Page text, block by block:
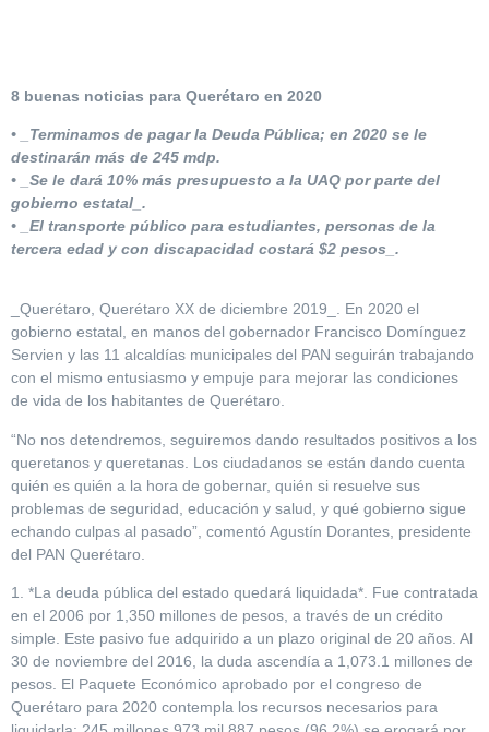
8 buenas noticias para Querétaro en 2020
• _Terminamos de pagar la Deuda Pública; en 2020 se le
destinarán más de 245 mdp.
• _Se le dará 10% más presupuesto a la UAQ por parte del
gobierno estatal_.
• _El transporte público para estudiantes, personas de la
tercera edad y con discapacidad costará $2 pesos_.
_Querétaro, Querétaro XX de diciembre 2019_. En 2020 el
gobierno estatal, en manos del gobernador Francisco Domínguez
Servien y las 11 alcaldías municipales del PAN seguirán trabajando
con el mismo entusiasmo y empuje para mejorar las condiciones
de vida de los habitantes de Querétaro.
“No nos detendremos, seguiremos dando resultados positivos a los
queretanos y queretanas. Los ciudadanos se están dando cuenta
quién es quién a la hora de gobernar, quién si resuelve sus
problemas de seguridad, educación y salud, y qué gobierno sigue
echando culpas al pasado”, comentó Agustín Dorantes, presidente
del PAN Querétaro.
1. *La deuda pública del estado quedará liquidada*. Fue contratada
en el 2006 por 1,350 millones de pesos, a través de un crédito
simple. Este pasivo fue adquirido a un plazo original de 20 años. Al
30 de noviembre del 2016, la duda ascendía a 1,073.1 millones de
pesos. El Paquete Económico aprobado por el congreso de
Querétaro para 2020 contempla los recursos necesarios para